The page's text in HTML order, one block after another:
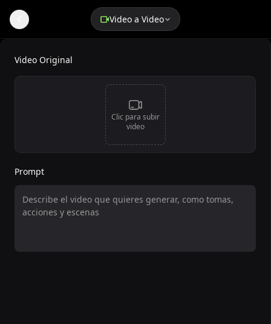
Video a Video
Video Original
Clic para subir
video
Prompt